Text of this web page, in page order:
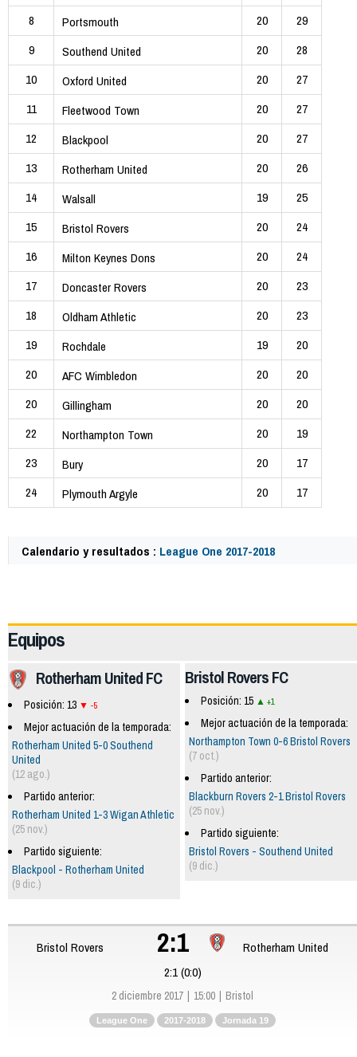
8
Portsmouth 20
29
9
Southend United 20
28
10
Oxford United 20
27
11
Fleetwood Town 20
27
12
Blackpool 20
27
13
Rotherham United 20
26
14
Walsall 19
25
15
Bristol Rovers 20
24
16
Milton Keynes Dons 20
24
17
Doncaster Rovers 20
23
18
Oldham Athletic 20
23
19
Rochdale 19
20
20
AFC Wimbledon 20
20
20
Gillingham 20
20
22
Northampton Town 20
19
23
Bury 20
17
24
Plymouth Argyle 20 17
Calendario y resultados : League One 2017-2018
Equipos
Bristol Rovers FC
Posición: 15 +1
Mejor actuación de la temporada:
Northampton Town 0-6 Bristol Rovers
(7 oct.)
Partido anterior:
Blackburn Rovers 2-1 Bristol Rovers
(25 nov.)
Partido siguiente:
Bristol Rovers - Southend United
(9 dic.)
Rotherham United FC
Posición: 13 -5
Mejor actuación de la temporada:
Rotherham United 5-0 Southend
United
(12 ago.)
Partido anterior:
Rotherham United 1-3 Wigan Athletic
(25 nov.)
Partido siguiente:
Blackpool - Rotherham United
(9 dic.)
Bristol Rovers 2:1
Rotherham United
2:1 (0:0)
2 diciembre 2017 15:00 Bristol
League One 2017-2018 Jornada 19